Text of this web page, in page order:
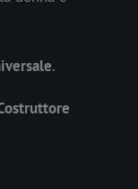
.